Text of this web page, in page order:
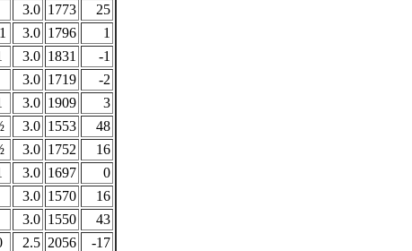
3.0 1773
25
3.0 1796
1
3.0 1831
-1
3.0 1719
-2
3.0 1909
3
3.0 1553
48
3.0 1752
16
3.0 1697
0
3.0 1570
16
3.0 1550
43
2.5 2056
-17